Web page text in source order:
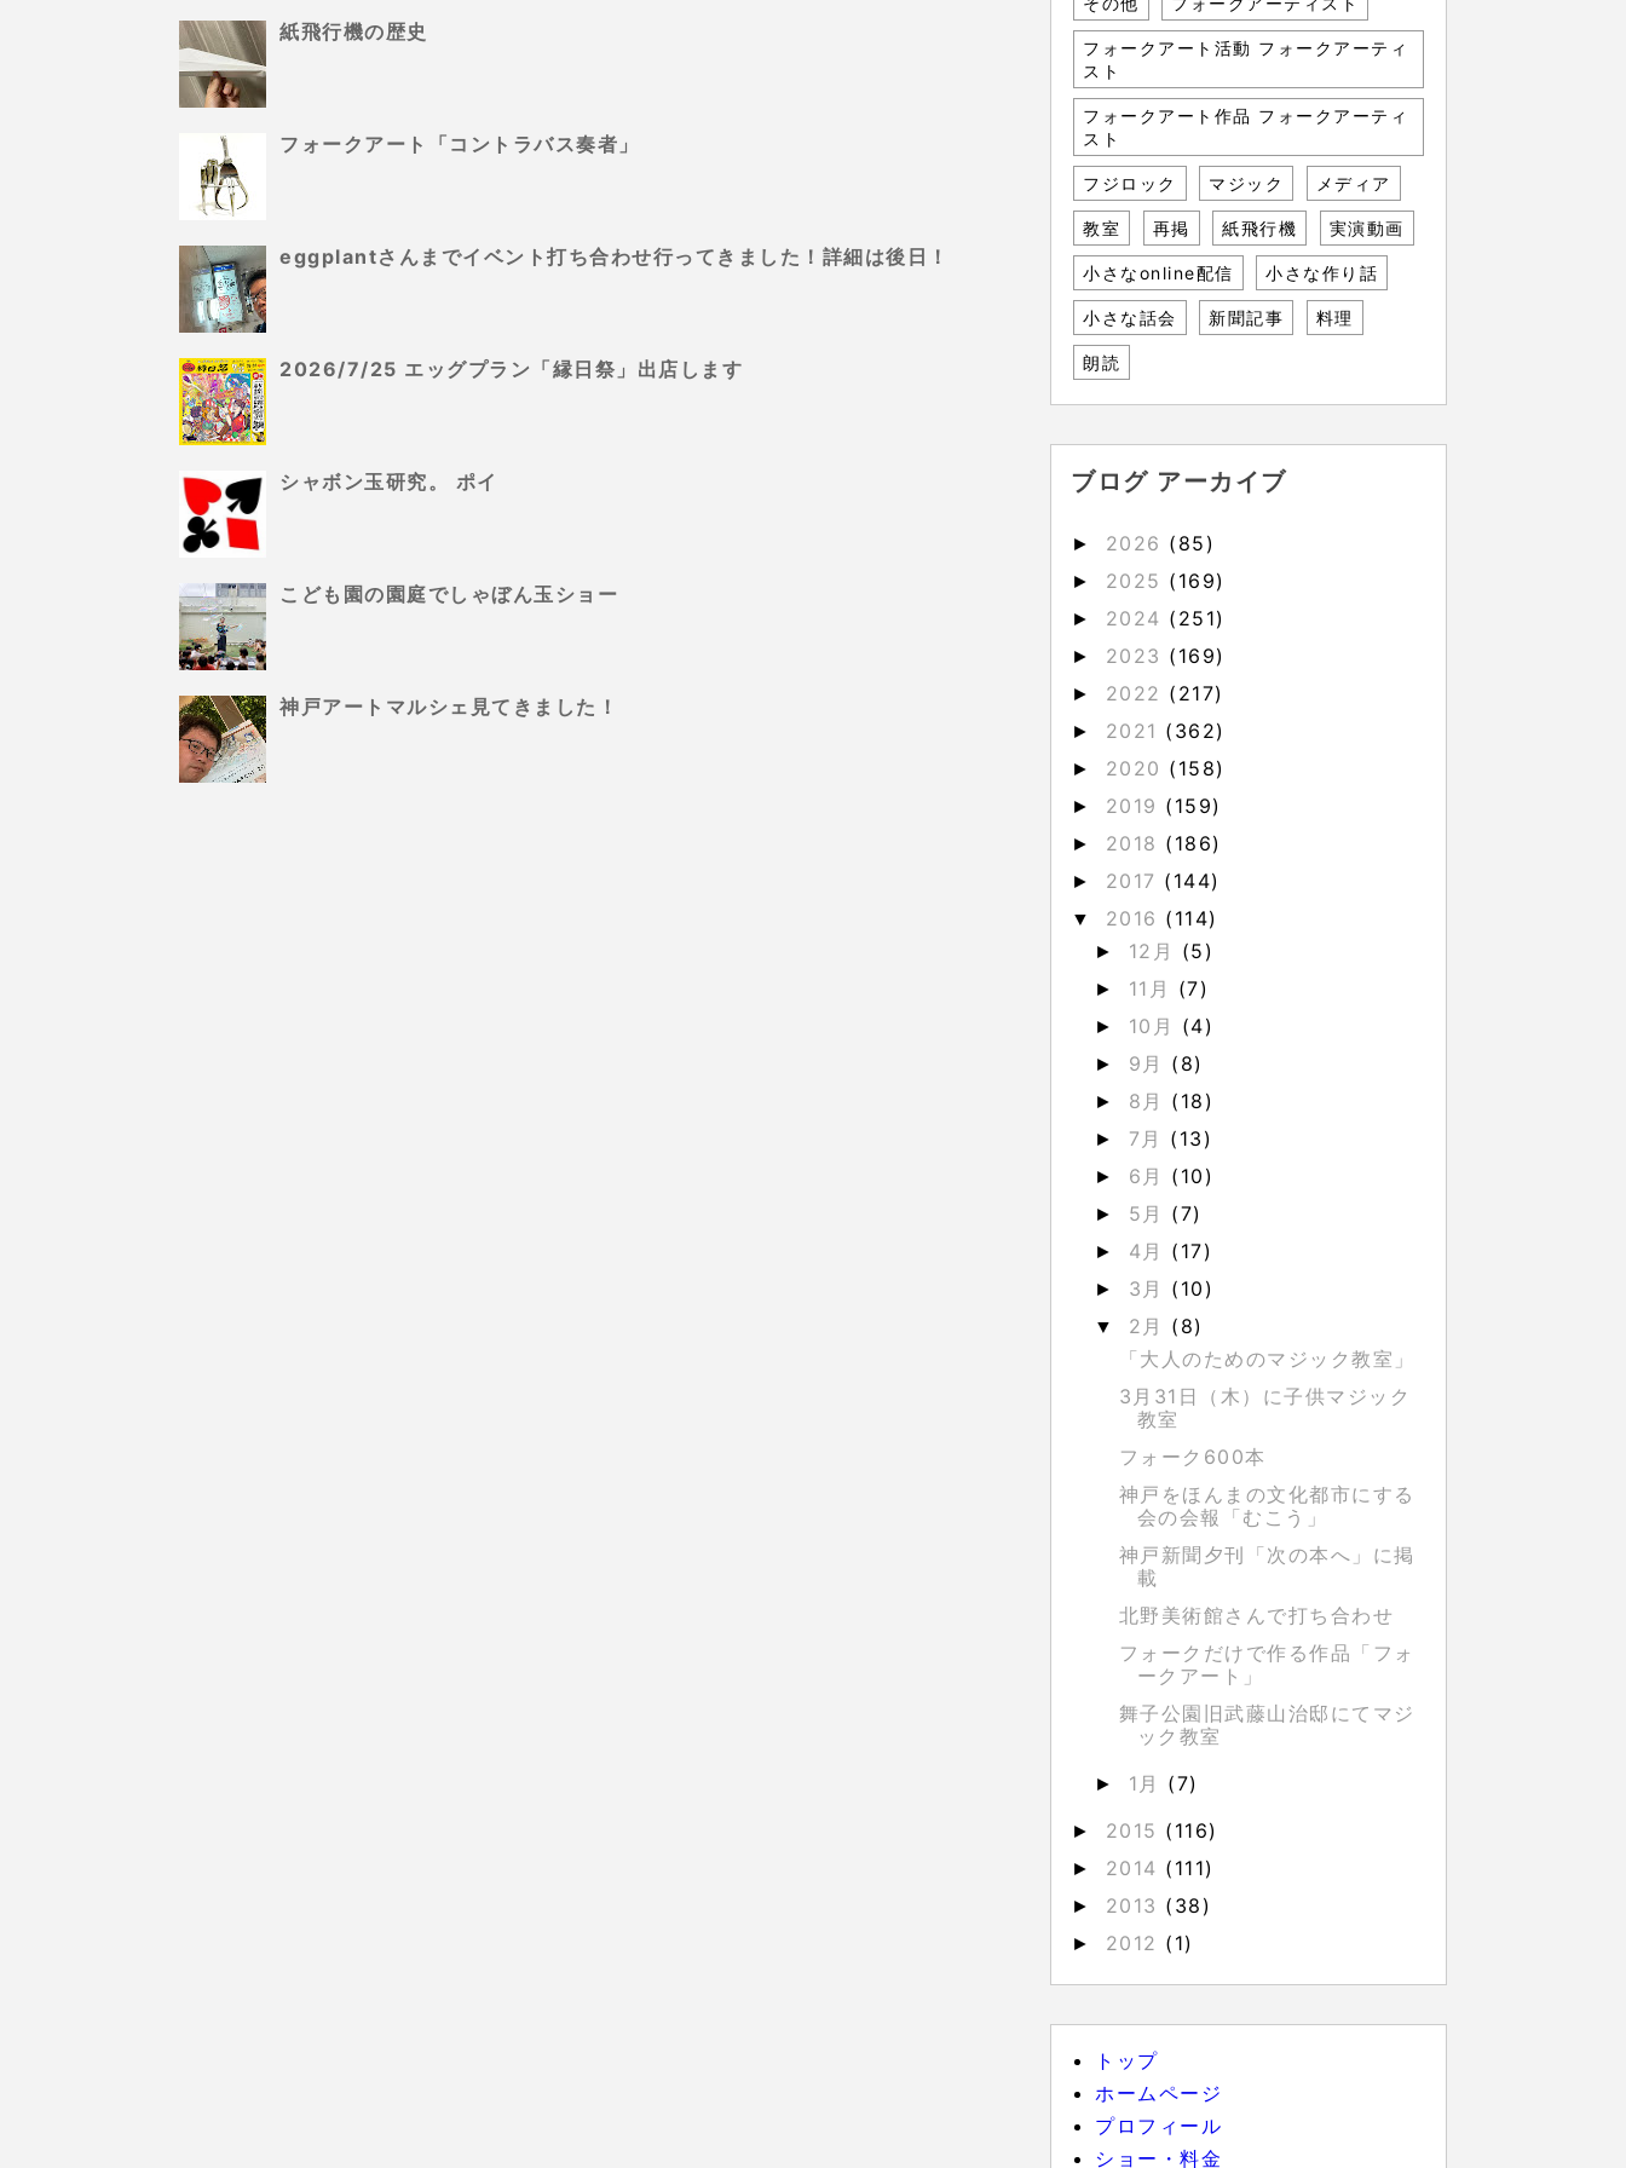
紙飛行機の歴史
フォークアート「コントラバス奏者」
eggplantさんまでイベント打ち合わせ行ってきました！詳細は後日！
2026/7/25 エッグプラン「縁日祭」出店します
シャボン玉研究。 ポイ
こども園の園庭でしゃぼん玉ショー
神戸アートマルシェ見てきました！
フォークアート活動 フォークアーティ
スト
フォークアート作品 フォークアーティ
スト
フジロック マジック メディア
教室 再掲 紙飛行機 実演動画
小さなonline配信 小さな作り話
小さな話会 新聞記事 料理
朗読
ブログ アーカイブ
► 2026 (85)
► 2025 (169)
► 2024 (251)
► 2023 (169)
► 2022 (217)
► 2021 (362)
► 2020 (158)
► 2019 (159)
► 2018 (186)
► 2017 (144)
▼ 2016 (114)
► 12月 (5)
► 11月 (7)
► 10月 (4)
► 9月 (8)
► 8月 (18)
► 7月 (13)
► 6月 (10)
► 5月 (7)
► 4月 (17)
► 3月 (10)
▼ 2月 (8)
「大人のためのマジック教室」
3月31日（木）に子供マジック
教室
フォーク600本
神戸をほんまの文化都市にする
会の会報「むこう」
神戸新聞夕刊「次の本へ」に掲
載
北野美術館さんで打ち合わせ
フォークだけで作る作品「フォ
ークアート」
舞子公園旧武藤山治邸にてマジ
ック教室
► 1月 (7)
► 2015 (116)
► 2014 (111)
► 2013 (38)
► 2012 (1)
トップ
ホームページ
プロフィール
ショー・料金